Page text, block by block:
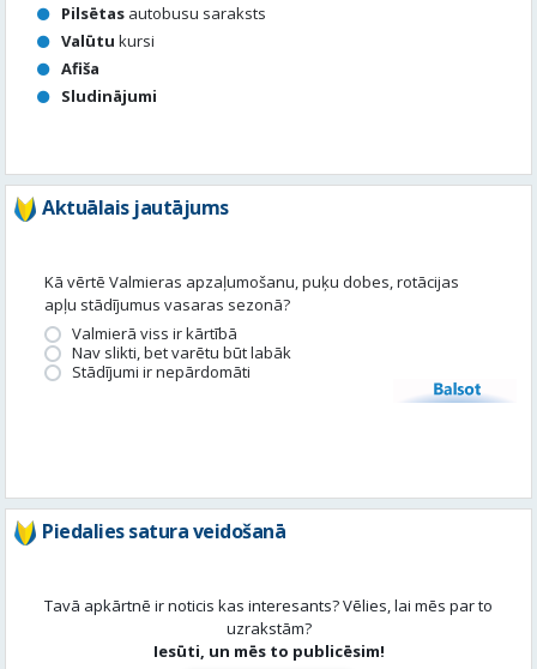
Pilsētas autobusu saraksts
Valūtu kursi
Afiša
Sludinājumi
Aktuālais jautājums
Kā vērtē Valmieras apzaļumošanu, puķu dobes, rotācijas
apļu stādījumus vasaras sezonā?
Valmierā viss ir kārtībā
Nav slikti, bet varētu būt labāk
Stādījumi ir nepārdomāti
Balsot
Piedalies satura veidošanā
Tavā apkārtnē ir noticis kas interesants? Vēlies, lai mēs par to
uzrakstām?
Iesūti, un mēs to publicēsim!